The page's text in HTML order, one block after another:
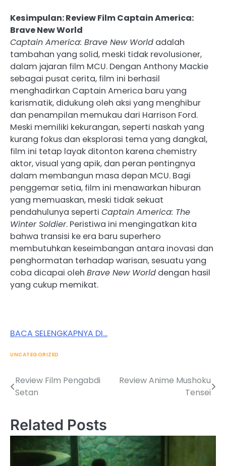
Kesimpulan: Review Film Captain America:
Brave New World
Captain America: Brave New World adalah
tambahan yang solid, meski tidak revolusioner,
dalam jajaran film MCU. Dengan Anthony Mackie
sebagai pusat cerita, film ini berhasil
menghadirkan Captain America baru yang
karismatik, didukung oleh aksi yang menghibur
dan penampilan memukau dari Harrison Ford.
Meski memiliki kekurangan, seperti naskah yang
kurang fokus dan eksplorasi tema yang dangkal,
film ini tetap layak ditonton karena chemistry
aktor, visual yang apik, dan peran pentingnya
dalam membangun masa depan MCU. Bagi
penggemar setia, film ini menawarkan hiburan
yang memuaskan, meski tidak sekuat
pendahulunya seperti Captain America: The
Winter Soldier. Peristiwa ini mengingatkan kita
bahwa transisi ke era baru superhero
membutuhkan keseimbangan antara inovasi dan
penghormatan terhadap warisan, sesuatu yang
coba dicapai oleh Brave New World dengan hasil
yang cukup memikat.
BACA SELENGKAPNYA DI…
UNCATEGORIZED
Post
Review Film Pengabdi
Setan
Review Anime Mushoku
Tensei
Related Posts